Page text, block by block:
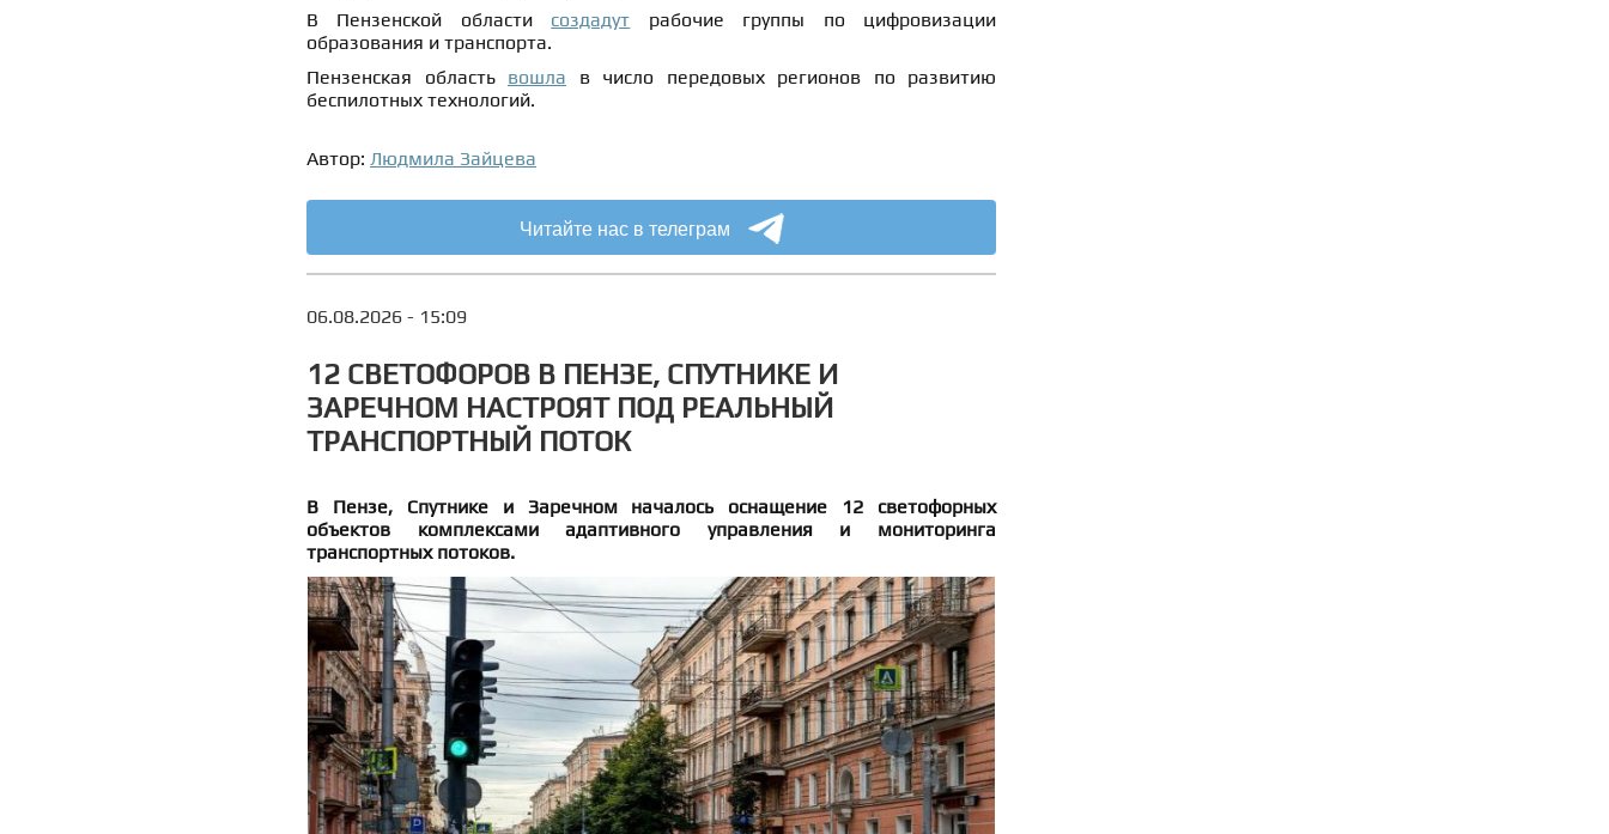
В Пензенской области создадут рабочие группы по цифровизации
образования и транспорта.
Пензенская область вошла в число передовых регионов по развитию
беспилотных технологий.
Автор: Людмила Зайцева
Читайте нас в телеграм
06.08.2026 - 15:09
12 СВЕТОФОРОВ В ПЕНЗЕ, СПУТНИКЕ И
ЗАРЕЧНОМ НАСТРОЯТ ПОД РЕАЛЬНЫЙ
ТРАНСПОРТНЫЙ ПОТОК
В Пензе, Спутнике и Заречном началось оснащение 12 светофорных
объектов комплексами адаптивного управления и мониторинга
транспортных потоков.